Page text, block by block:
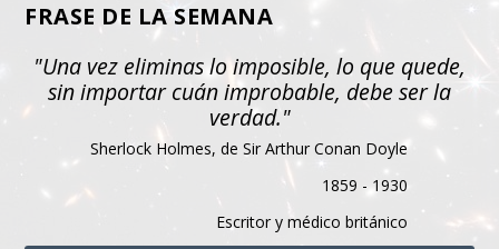
FRASE DE LA SEMANA
"Una vez eliminas lo imposible, lo que quede,
sin importar cuán improbable, debe ser la
verdad."
Sherlock Holmes, de Sir Arthur Conan Doyle
1859 - 1930
Escritor y médico británico